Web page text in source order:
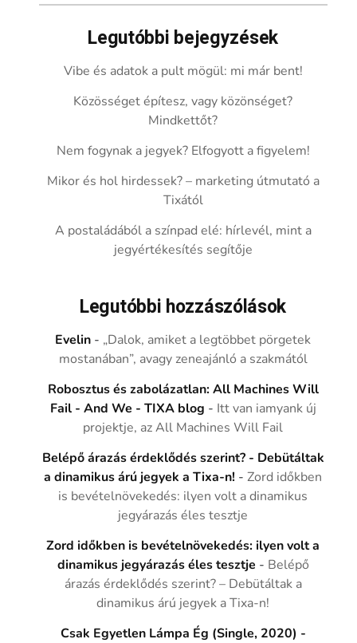
Legutóbbi bejegyzések
Vibe és adatok a pult mögül: mi már bent!
Közösséget építesz, vagy közönséget?
Mindkettőt?
Nem fogynak a jegyek? Elfogyott a figyelem!
Mikor és hol hirdessek? – marketing útmutató a
Tixától
A postaládából a színpad elé: hírlevél, mint a
jegyértékesítés segítője
Legutóbbi hozzászólások
Evelin - „Dalok, amiket a legtöbbet pörgetek
mostanában”, avagy zeneajánló a szakmától
Robosztus és zabolázatlan: All Machines Will
Fail - And We - TIXA blog - Itt van iamyank új
projektje, az All Machines Will Fail
Belépő árazás érdeklődés szerint? - Debütáltak
a dinamikus árú jegyek a Tixa-n! -Zord időkben
is bevételnövekedés: ilyen volt a dinamikus
jegyárazás éles tesztje
Zord időkben is bevételnövekedés: ilyen volt a
dinamikus jegyárazás éles tesztje - Belépő
árazás érdeklődés szerint? – Debütáltak a
dinamikus árú jegyek a Tixa-n!
Csak Egyetlen Lámpa Ég (Single, 2020) -